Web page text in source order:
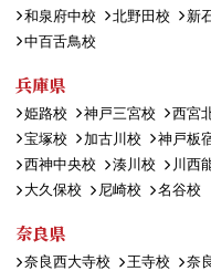
和泉府中校
北野田校 新
中百舌鳥校
兵庫県
姫路校 神戸三宮校 西宮
宝塚校
加古川校 神戸板
西神中央校
湊川校 川西
大久保校
尼崎校 名谷校
奈良県
奈良西大寺校 王寺校 奈